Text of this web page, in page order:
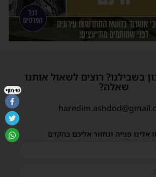
בשבילנו? רוצים לשאול אותנו
שאלה?
אלינו פנייה ונחזור אליכם בהקדם
שיתוף